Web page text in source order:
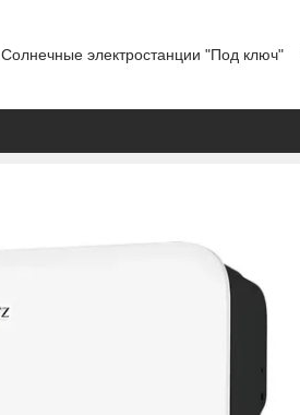
Солнечные электростанции "Под ключ"